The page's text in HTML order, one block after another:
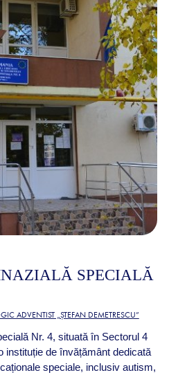
SPECIALĂ
ADVENTIST „ȘTEFAN DEMETRESCU”
Nr. 4, situată în Sectorul 4
instituție de învățământ dedicată
speciale, inclusiv autism,